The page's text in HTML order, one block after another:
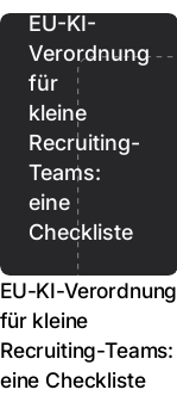
kombinieren.
EU-KI-
Verordnung
für
kleine
Recruiting-
Teams:
eine
Checkliste
EU-KI-Verordnung
für kleine
Recruiting-Teams:
eine Checkliste